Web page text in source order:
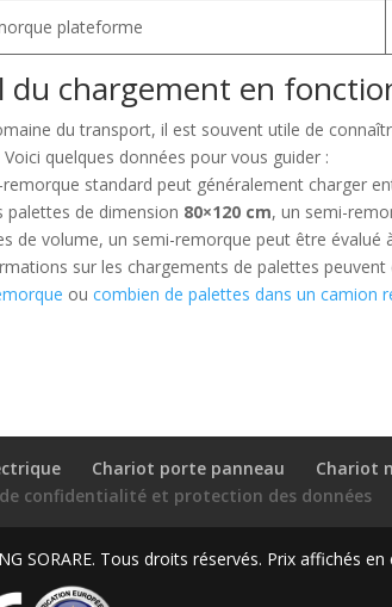
plateforme
du chargement en
du transport, il est souvent utile de
quelques données pour vous guider :
remorque standard peut généralement charger
palettes de dimension 80×120 cm, un semi-
de volume, un semi-remorque peut être évalué
sur les chargements de palettes
oucombien de palettes dans un camion
Chariot porte panneau Chariot
confidentialité et protection des données
SORARE. Tous droits réservés. Prix affichés